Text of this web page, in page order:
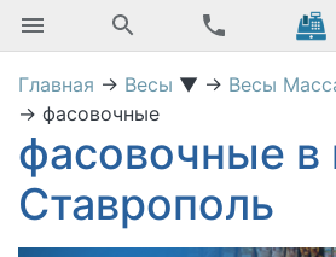
Главная → Весы ▼ → Весы
→ фасовочные
фасовочные в
Ставрополь